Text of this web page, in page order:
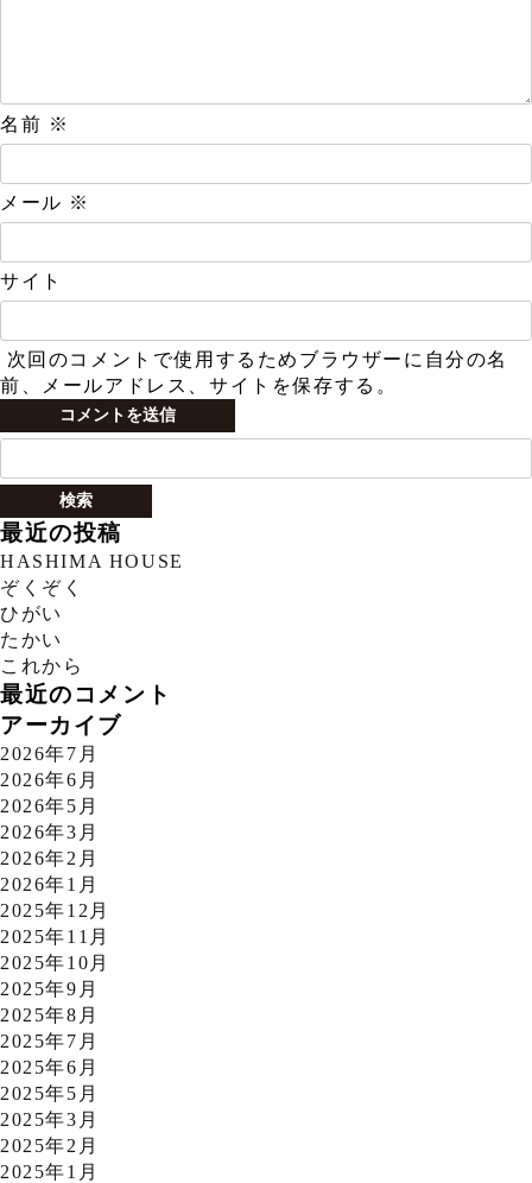
名前 ※
メール ※
サイト
次回のコメントで使用するためブラウザーに自分の名
前、メールアドレス、サイトを保存する。
検
最近の投稿
HASHIMA HOUSE
ぞくぞく
ひがい
たかい
これから
最近のコメント
アーカイブ
2026年7月
2026年6月
2026年5月
2026年3月
2026年2月
2026年1月
2025年12月
2025年11月
2025年10月
2025年9月
2025年8月
2025年7月
2025年6月
2025年5月
2025年3月
2025年2月
2025年1月